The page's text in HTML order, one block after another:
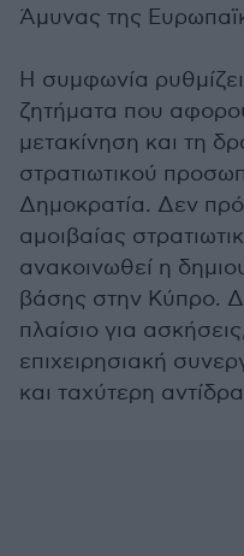
Άμυνας της
Η συμφωνία
ζητήματα που
μετακίνηση και τη
στρατιωτικού
Δημοκρατία. Δεν
αμοιβαίας
ανακοινωθεί η
βάσης στην Κύπρο.
πλαίσιο για
επιχειρησιακή
και ταχύτερη